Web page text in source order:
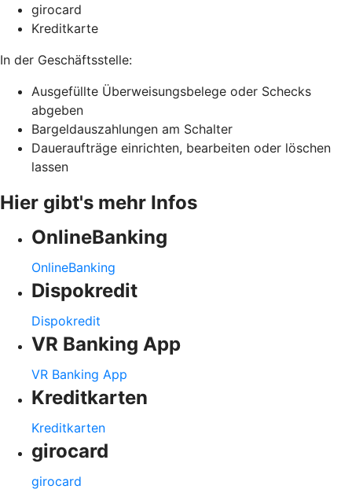
girocard
Kreditkarte
In der Geschäftsstelle:
Ausgefüllte Überweisungsbelege oder Schecks
abgeben
Bargeldauszahlungen am Schalter
Daueraufträge einrichten, bearbeiten oder löschen
lassen
Hier gibt's mehr Infos
OnlineBanking
OnlineBanking
Dispokredit
Dispokredit
VR Banking App
VR Banking App
Kreditkarten
Kreditkarten
girocard
girocard